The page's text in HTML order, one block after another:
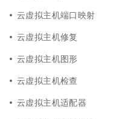
云虚拟主机端口映射
云虚拟主机修复
云虚拟主机图形
云虚拟主机检查
云虚拟主机适配器